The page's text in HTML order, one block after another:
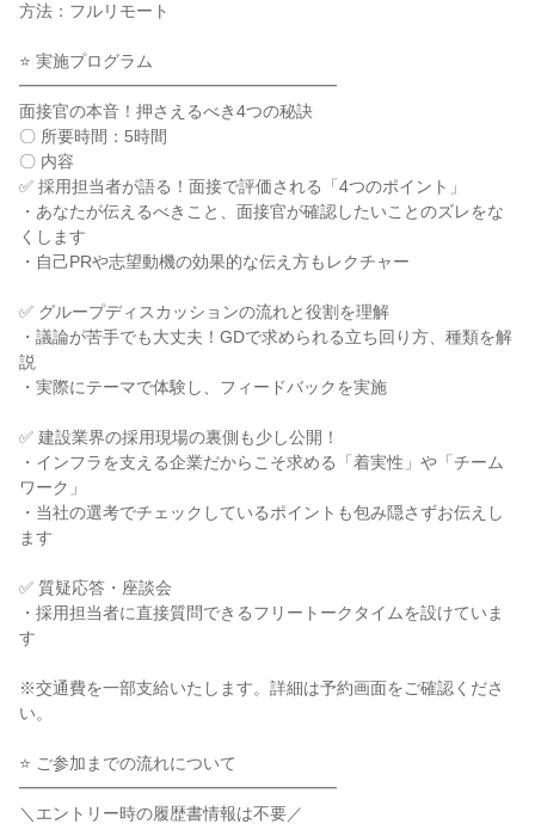
方法：フルリモート
⭐ 実施プログラム
━━━━━━━━━━━━━━━━━━━
面接官の本音！押さえるべき4つの秘訣
〇 所要時間：5時間
〇 内容
✅ 採用担当者が語る！面接で評価される「4つのポイント」
・あなたが伝えるべきこと、面接官が確認したいことのズレをな
くします
・自己PRや志望動機の効果的な伝え方もレクチャー
✅ グループディスカッションの流れと役割を理解
・議論が苦手でも大丈夫！GDで求められる立ち回り方、種類を解
説
・実際にテーマで体験し、フィードバックを実施
✅ 建設業界の採用現場の裏側も少し公開！
・インフラを支える企業だからこそ求める「着実性」や「チーム
ワーク」
・当社の選考でチェックしているポイントも包み隠さずお伝えし
ます
✅ 質疑応答・座談会
・採用担当者に直接質問できるフリートークタイムを設けていま
す
※交通費を一部支給いたします。詳細は予約画面をご確認くださ
い。
⭐ ご参加までの流れについて
━━━━━━━━━━━━━━━━━━━
＼エントリー時の履歴書情報は不要／